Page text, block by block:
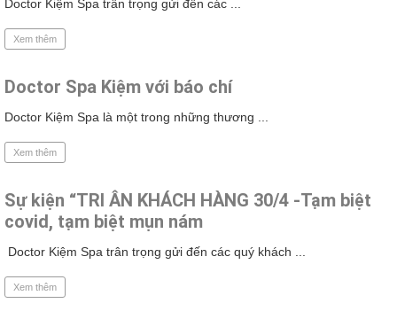
Doctor Kiệm Spa trân trọng gửi đến các ...
Xem thêm
Doctor Spa Kiệm với báo chí
Doctor Kiệm Spa là một trong những thương ...
Xem thêm
Sự kiện “TRI ÂN KHÁCH HÀNG 30/4 -Tạm biệt
covid, tạm biệt mụn nám
Doctor Kiệm Spa trân trọng gửi đến các quý khách ...
Xem thêm